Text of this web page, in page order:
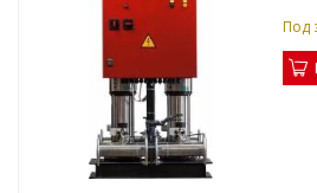
Под